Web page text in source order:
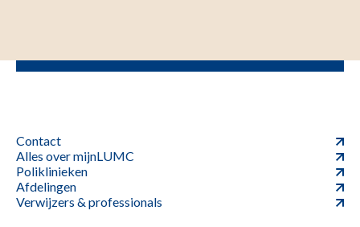
Contact
Alles over mijnLUMC
Poliklinieken
Afdelingen
Verwijzers & professionals